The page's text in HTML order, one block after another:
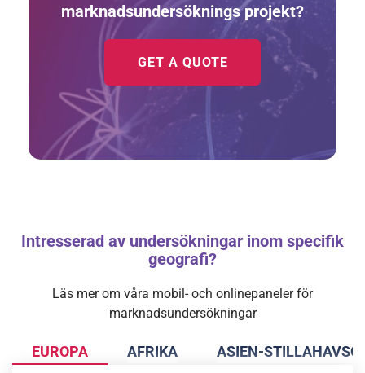
marknadsundersöknings projekt?
GET A QUOTE
Intresserad av undersökningar inom specifik
geografi?
Läs mer om våra mobil- och onlinepaneler för
marknadsundersökningar
EUROPA AFRIKA ASIEN-